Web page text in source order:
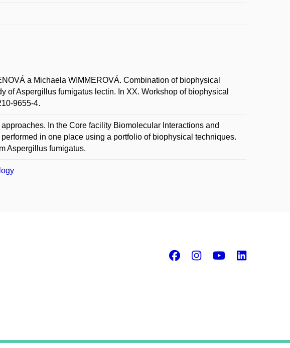
a Michaela WIMMEROVÁ. Combination of biophysical
of Aspergillus fumigatus lectin. In XX. Workshop of biophysical
9655-4.
In the Core facility Biomolecular Interactions and
in one place using a portfolio of biophysical techniques.
Aspergillus fumigatus.
Facebook
Instagram
Youtube